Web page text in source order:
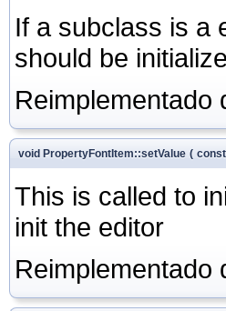
If a subclass is a
should be
Reimplementado
void PropertyFontItem::setValue ( const
This is called to
init the editor
Reimplementado